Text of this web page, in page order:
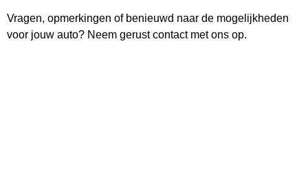
Vragen, opmerkingen of benieuwd naar de mogelijkheden
voor jouw auto? Neem gerust contact met ons op.